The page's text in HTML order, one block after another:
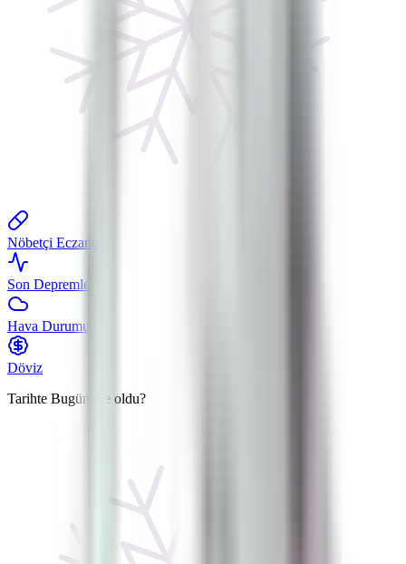
Nöbetçi Eczane
Son Depremler
Hava Durumu
Döviz
Tarihte Bugün
Ne oldu?